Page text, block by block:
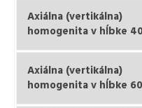
Axiálna (vertikálna)
homogenita v hĺbke
Axiálna (vertikálna)
homogenita v hĺbke